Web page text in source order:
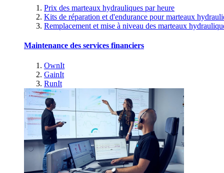
Prix des marteaux hydrauliques par heure
Kits de réparation et d'endurance pour marteaux
Remplacement et mise à niveau des marteaux
Maintenance des services financiers
OwnIt
GainIt
RunIt